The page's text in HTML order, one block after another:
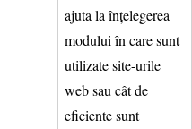
ajuta la înțelegerea
modului în care sunt
utilizate site-urile
web sau cât de
eficiente sunt